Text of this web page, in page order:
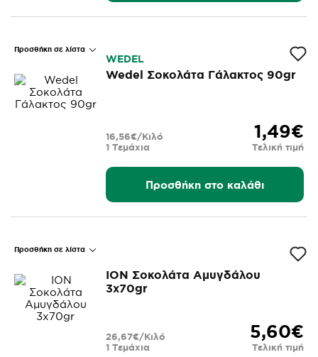
Προσθήκη σε λίστα
WEDEL
Wedel Σοκολάτα Γάλακτος 90gr
1,49€
Τελική τιμή
1 Τεμάχια
16,56€/Κιλό
Προσθήκη στο καλάθι
Προσθήκη σε λίστα
ΙΟΝ Σοκολάτα Αμυγδάλου
3x70gr
5,60€
Τελική τιμή
1 Τεμάχια
26,67€/Κιλό